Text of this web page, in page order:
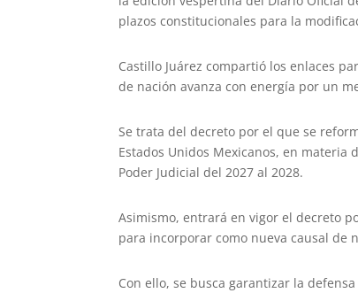
plazos constitucionales para la
Castillo Juárez compartió los enlaces
de nación avanza con energía por un
Se trata del decreto por el que se
Estados Unidos Mexicanos, en
Poder Judicial del 2027 al 2028.
Asimismo, entrará en vigor el decreto
para incorporar como nueva causal de
Con ello, se busca garantizar la